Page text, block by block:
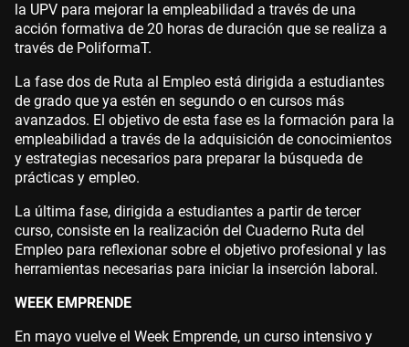
la UPV para mejorar la empleabilidad a través de una
acción formativa de 20 horas de duración que se realiza a
través de PoliformaT.
La fase dos de Ruta al Empleo está dirigida a estudiantes
de grado que ya estén en segundo o en cursos más
avanzados. El objetivo de esta fase es la formación para la
empleabilidad a través de la adquisición de conocimientos
y estrategias necesarios para preparar la búsqueda de
prácticas y empleo.
La última fase, dirigida a estudiantes a partir de tercer
curso, consiste en la realización del Cuaderno Ruta del
Empleo para reflexionar sobre el objetivo profesional y las
herramientas necesarias para iniciar la inserción laboral.
WEEK EMPRENDE
En mayo vuelve el Week Emprende, un curso intensivo y